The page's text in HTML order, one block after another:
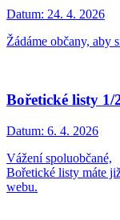
Datum: 24. 4. 2026
Žádáme občany, aby
Bořetické listy 1/
Datum: 6. 4. 2026
Vážení spoluobčané,
Bořetické listy máte
webu.